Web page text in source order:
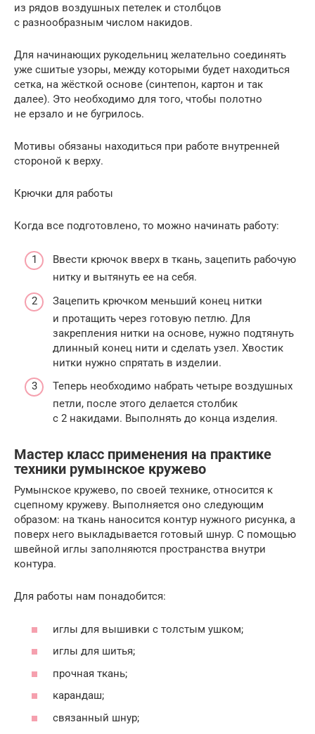
из рядов воздушных петелек и столбцов
с разнообразным числом накидов.
Для начинающих рукодельниц желательно соединять
уже сшитые узоры, между которыми будет находиться
сетка, на жёсткой основе (синтепон, картон и так
далее). Это необходимо для того, чтобы полотно
не ерзало и не бугрилось.
Мотивы обязаны находиться при работе внутренней
стороной к верху.
Крючки для работы
Когда все подготовлено, то можно начинать работу:
Ввести крючок вверх в ткань, зацепить рабочую
нитку и вытянуть ее на себя.
Зацепить крючком меньший конец нитки
и протащить через готовую петлю. Для
закрепления нитки на основе, нужно подтянуть
длинный конец нити и сделать узел. Хвостик
нитки нужно спрятать в изделии.
Теперь необходимо набрать четыре воздушных
петли, после этого делается столбик
с 2 накидами. Выполнять до конца изделия.
Мастер класс применения на практике
техники румынское кружево
Румынское кружево, по своей технике, относится к
сцепному кружеву. Выполняется оно следующим
образом: на ткань наносится контур нужного рисунка, а
поверх него выкладывается готовый шнур. С помощью
швейной иглы заполняются пространства внутри
контура.
Для работы нам понадобится:
иглы для вышивки с толстым ушком;
иглы для шитья;
прочная ткань;
карандаш;
связанный шнур;